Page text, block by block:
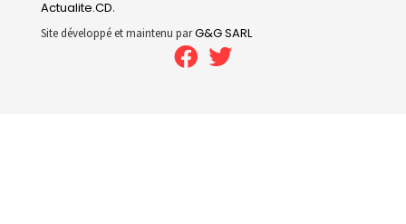
Actualite.CD.
Site développé et maintenu parG&G SARL